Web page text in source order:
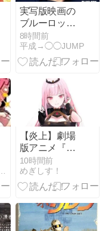
実写版映画の
ブルーロッ
ク、実在選手
の本田選手や
香川選手をデ
はあった？窪
田正孝の絵心
の再現度すご
い！
8時間前
平成→◯◯JUMP
【炎上】劇場
版アニメ『メ
イドインアビ
ス』の主題歌
がホロライブ
Calliope（森
カリオペ）に
10時間前
めぎしす！